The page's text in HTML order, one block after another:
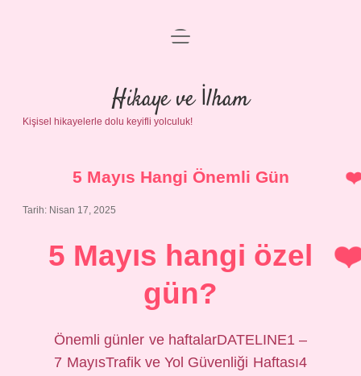
Anasayfa
Gizlilik Politikası
Yasal Uyarı
menüyü
Hikaye ve İlham
Kişisel hikayelerle dolu keyifli yolculuk!
5 Mayıs Hangi Önemli Gün
Tarih: Nisan 17, 2025
5 Mayıs hangi özel
gün?
Önemli günler ve haftalarDATELINE1 –
7 MayısTrafik ve Yol Güvenliği Haftası4